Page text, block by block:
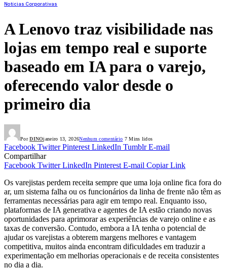
Notícias Corporativas
A Lenovo traz visibilidade nas
lojas em tempo real e suporte
baseado em IA para o varejo,
oferecendo valor desde o
primeiro dia
Por DINOjaneiro 13, 2026Nenhum comentário 7 Mins lidos
Facebook Twitter Pinterest LinkedIn Tumblr E-mail
Compartilhar
Facebook Twitter LinkedIn Pinterest E-mail Copiar Link
Os varejistas perdem receita sempre que uma loja online fica fora do
ar, um sistema falha ou os funcionários da linha de frente não têm as
ferramentas necessárias para agir em tempo real. Enquanto isso,
plataformas de IA generativa e agentes de IA estão criando novas
oportunidades para aprimorar as experiências de varejo online e as
taxas de conversão. Contudo, embora a IA tenha o potencial de
ajudar os varejistas a obterem margens melhores e vantagem
competitiva, muitos ainda encontram dificuldades em traduzir a
experimentação em melhorias operacionais e de receita consistentes
no dia a dia.